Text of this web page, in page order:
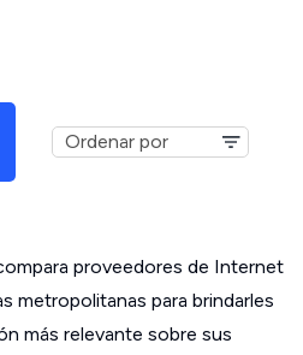
proveedores de Internet
metropolitanas para brindarles
más relevante sobre sus